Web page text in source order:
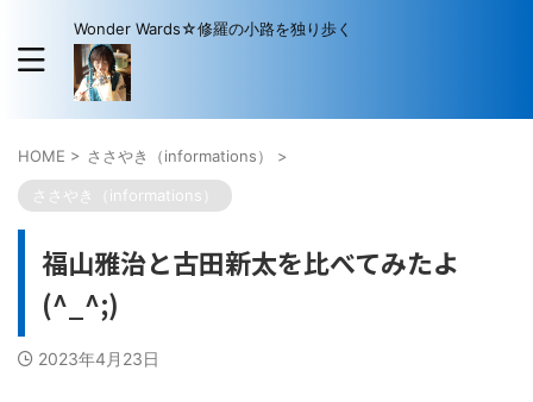
Wonder Wards☆修羅の小路を独り歩く
HOME > ささやき（informations） >
ささやき（informations）
福山雅治と古田新太を比べてみたよ
(^_^;)
2023年4月23日